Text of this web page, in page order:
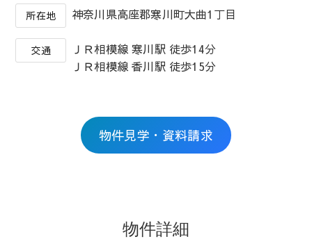
所在地 神奈川県高座郡寒川町大曲1丁目
交通
ＪＲ相模線 寒川駅 徒歩14分
ＪＲ相模線 香川駅 徒歩15分
物件見学・資料請求
物件詳細